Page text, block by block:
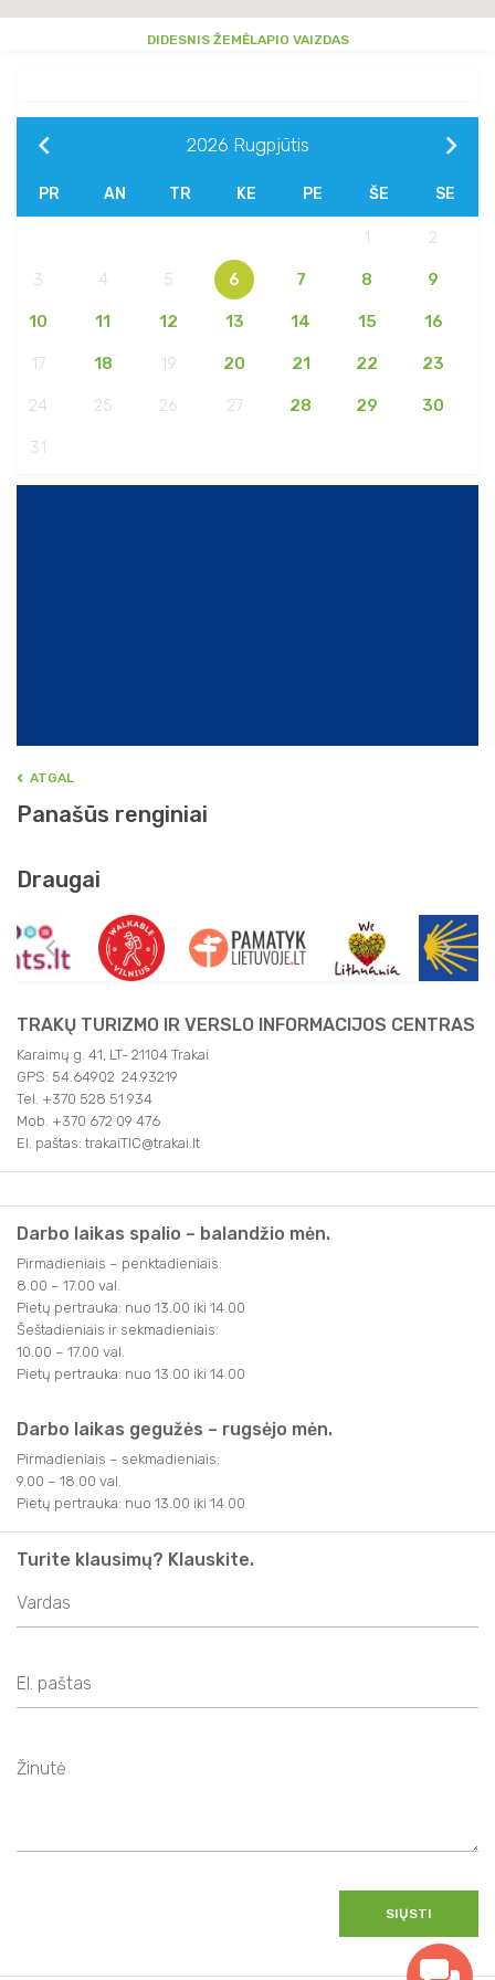
DIDESNIS ŽEMĖLAPIO VAIZDAS
2026 Rugpjūtis
PR AN TR KE PE ŠE SE
1 2
3 4 5 6 7 8 9
10 11 12 13 14 15 16
17 18 19 20 21 22 23
24 25 26 27 28 29 30
31
ATGAL
Panašūs renginiai
Draugai
TRAKŲ TURIZMO IR VERSLO INFORMACIJOS CENTRAS
Karaimų g. 41, LT- 21104 Trakai
GPS: 54.64902 24.93219
Tel. +370 528 51 934
Mob. +370 672 09 476
El. paštas: trakaiTIC@trakai.lt
Darbo laikas spalio – balandžio mėn.
Pirmadieniais – penktadieniais:
8.00 – 17.00 val.
Pietų pertrauka: nuo 13.00 iki 14.00
Šeštadieniais ir sekmadieniais:
10.00 – 17.00 val.
Pietų pertrauka: nuo 13.00 iki 14.00
Darbo laikas gegužės – rugsėjo mėn.
Pirmadieniais – sekmadieniais:
9.00 – 18.00 val.
Pietų pertrauka: nuo 13.00 iki 14.00
Turite klausimų? Klauskite.